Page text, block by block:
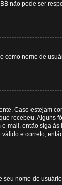
não pode ser
nome de
Caso estejam
recebeu.
mail, então siga
e correto,
nome de